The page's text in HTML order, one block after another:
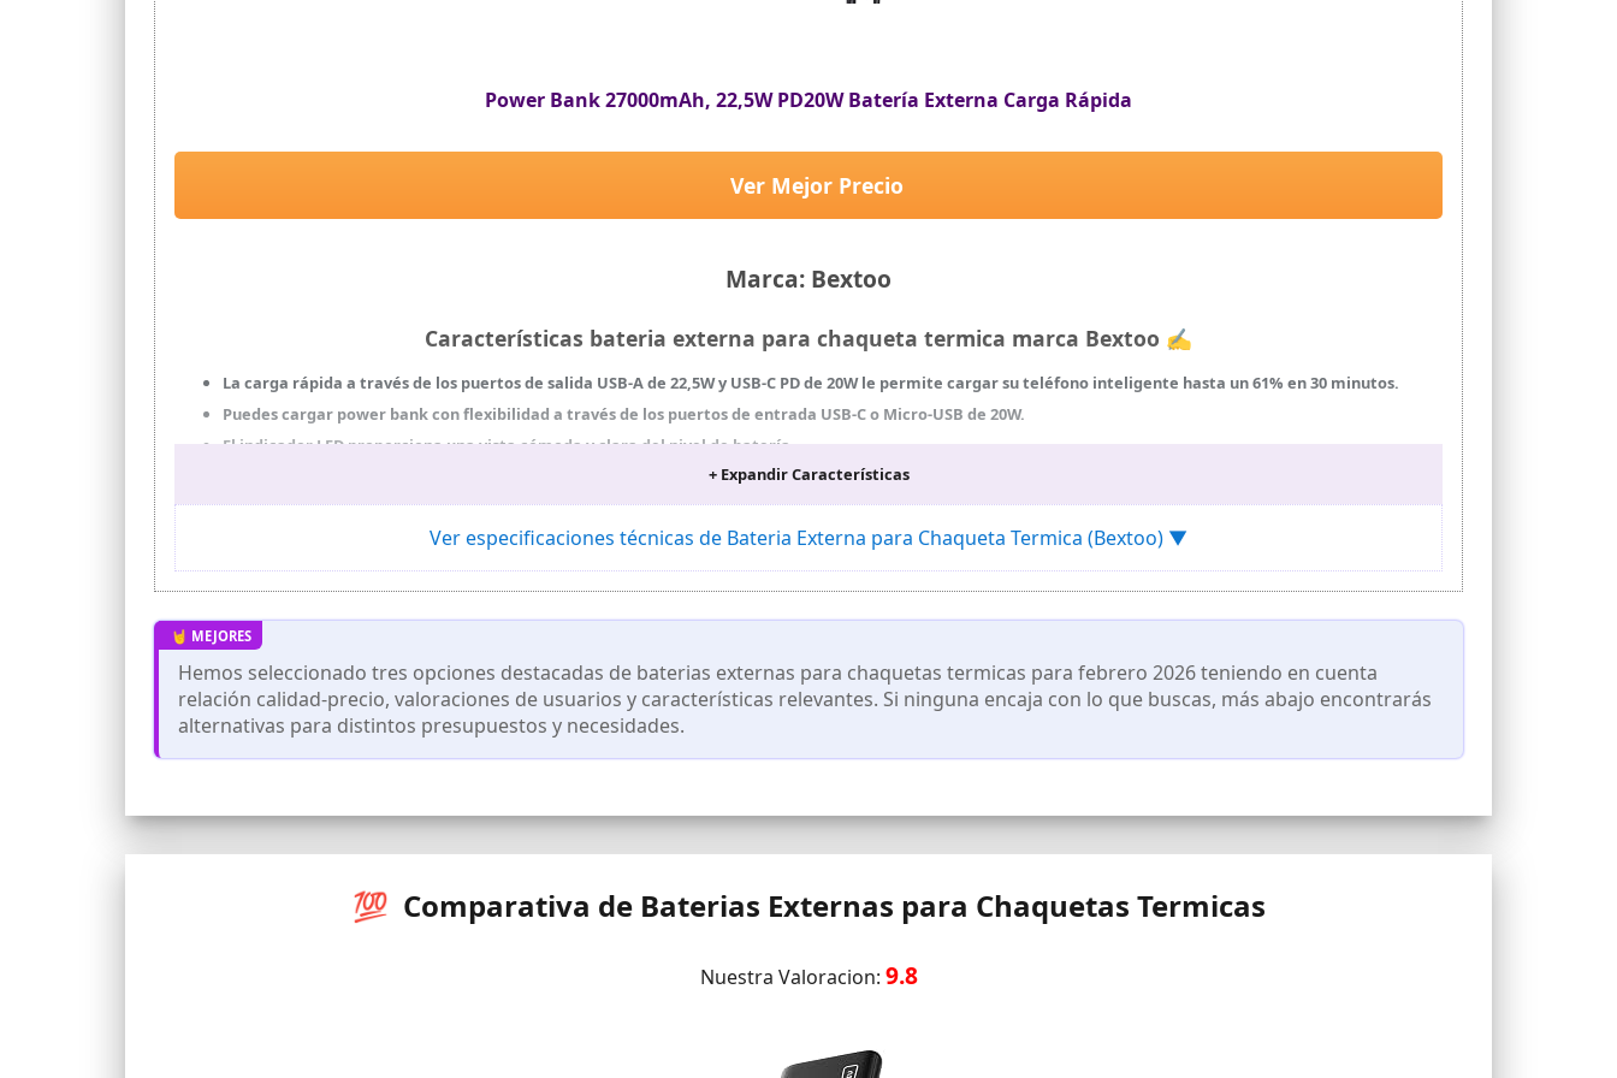
Power Bank 27000mAh, 22,5W PD20W Batería Externa Carga Rápida
Marca: Bextoo
Ver Mejor Precio
Características bateria externa para chaqueta termica marca Bextoo ✍
La carga rápida a través de los puertos de salida USB-A de 22,5W y USB-C PD de 20W le permite cargar su teléfono inteligente hasta un 61% en 30 minutos.
Puedes cargar power bank con flexibilidad a través de los puertos de entrada USB-C o Micro-USB de 20W.
El indicador LED proporciona una vista cómoda y clara del nivel de batería.
Su gran capacidad permite cargar tu teléfono de 3 a 5 veces. Esta batería externa es compatible con casi todos los teléfonos móviles del mercado, incluyendo
Sus múltiples sistemas de protección de seguridad protegen tu dispositivo contra daños como sobrecorriente, sobrecalentamiento, sobrecarga y
+ Expandir Características
Ver especificaciones técnicas de Bateria Externa para Chaqueta Termica (Bextoo) ▼
Hemos seleccionado tres opciones destacadas de baterias externas para chaquetas termicas para febrero 2026 teniendo en cuenta
relación calidad-precio, valoraciones de usuarios y características relevantes. Si ninguna encaja con lo que buscas, más abajo encontrarás
alternativas para distintos presupuestos y necesidades.
💯 Comparativa de Baterias Externas para Chaquetas Termicas
Nuestra Valoracion: 9.8